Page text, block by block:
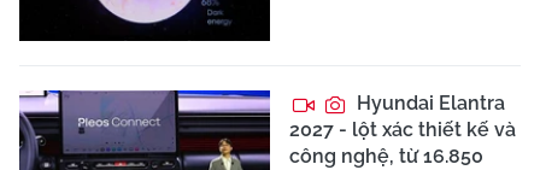
Hyundai Elantra
2027 - lột xác thiết kế và
công nghệ, từ 16.850